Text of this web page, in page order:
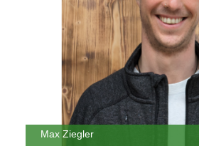
Max Ziegler